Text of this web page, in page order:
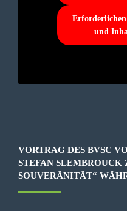
Erforderlichen
und
VORTRAG DES BVSC
STEFAN
SOUVERÄNITÄT“